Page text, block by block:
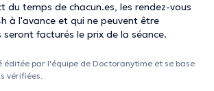
du temps de chacun.es, les rendez-vous
à l'avance et qui ne peuvent être
facturés le prix de la séance.
éditée par l'équipe de Doctoranytime et se base
vérifiées.